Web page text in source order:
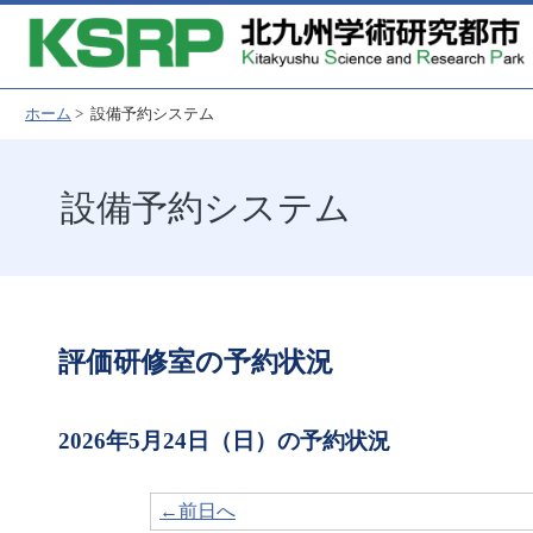
ホーム > 設備予約システム
設備予約システム
評価研修室の予約状況
2026年5月24日（日）の予約状況
←前日へ